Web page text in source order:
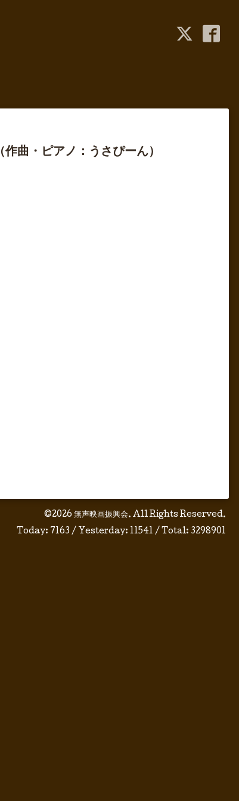
曲・ピアノ：うさぴーん）
©2026 無声映画振興会. All Rights Reserved.
Today: 7163 / Yesterday: 11541 / Total: 3298901